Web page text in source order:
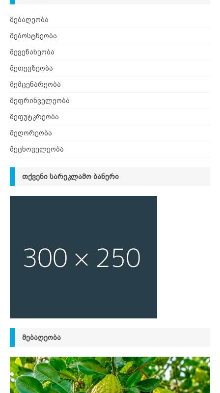
მებაღეობა
მებოსტნეობა
მევენახეობა
მეთევზეობა
მემცენარეობა
მეფრინველეობა
მეფუტკრეობა
მეღორეობა
მეცხოველეობა
ᲗᲥᲕᲔᲜᲘ ᲡᲐᲠᲔᲙᲚᲐᲛᲝ ᲑᲐᲜᲔᲠᲘ
ᲛᲔᲑᲐᲦᲔᲝᲑᲐ